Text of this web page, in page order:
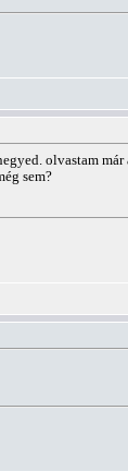
olvastam
sem?